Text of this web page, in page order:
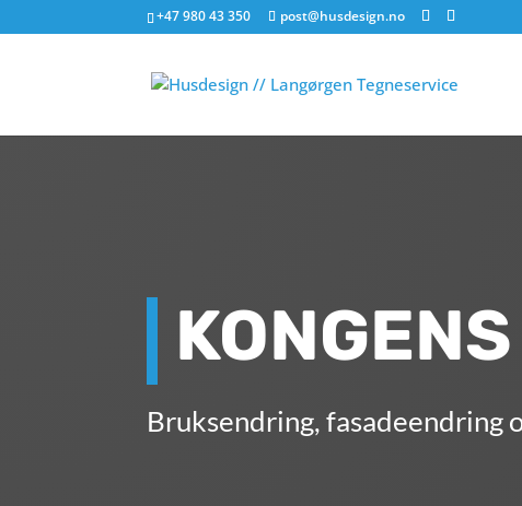
+47 980 43 350 post@husdesign.no
Bruksendring, fasadeendring